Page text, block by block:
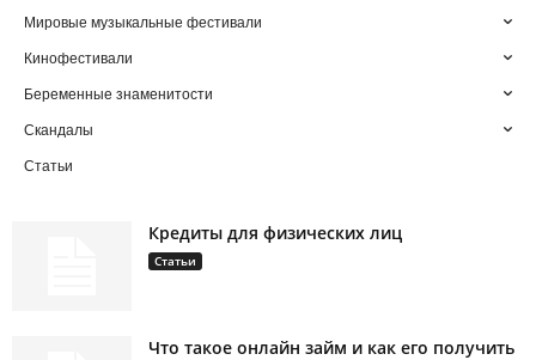
Мировые музыкальные фестивали
Кинофестивали
Беременные знаменитости
Скандалы
Статьи
Кредиты для физических лиц
Статьи
Что такое онлайн займ и как его получить